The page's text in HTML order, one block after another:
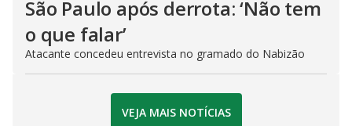
São Paulo após derrota: ‘Não tem
o que falar’
Atacante concedeu entrevista no gramado do Nabizão
VEJA MAIS NOTÍCIAS